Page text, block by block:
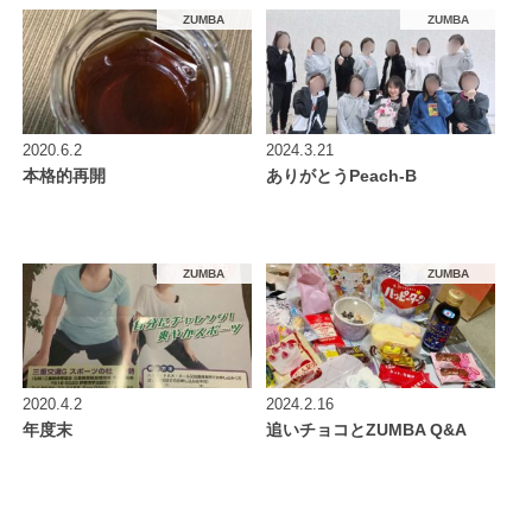
ZUMBA
2020.6.2
本格的再開
ZUMBA
2024.3.21
ありがとうPeach-B
ZUMBA
2020.4.2
年度末
ZUMBA
2024.2.16
追いチョコとZUMBA Q&A